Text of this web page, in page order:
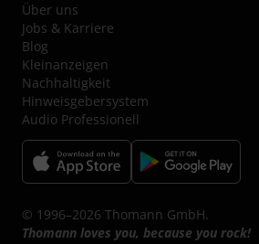
Über uns
Jobs & Karriere
Blog
Kleinanzeigen
Nachhaltigkeit
Hinweisgebersystem
Audio Professionell
© 1996–2026 Thomann GmbH.
Thomann loves you, because you rock!